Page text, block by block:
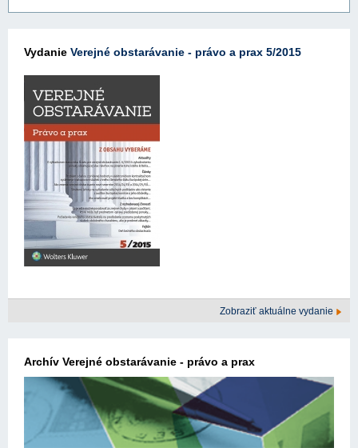
Vydanie Verejné obstarávanie - právo a prax 5/2015
Zobraziť aktuálne vydanie
Archív Verejné obstarávanie - právo a prax